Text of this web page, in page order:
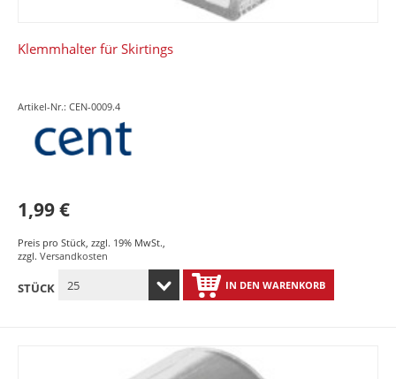
Klemmhalter für Skirtings
Artikel-Nr.: CEN-0009.4
1,99 €
Preis pro Stück, zzgl. 19% MwSt.,
zzgl. Versandkosten
STÜCK IN DEN WARENKORB